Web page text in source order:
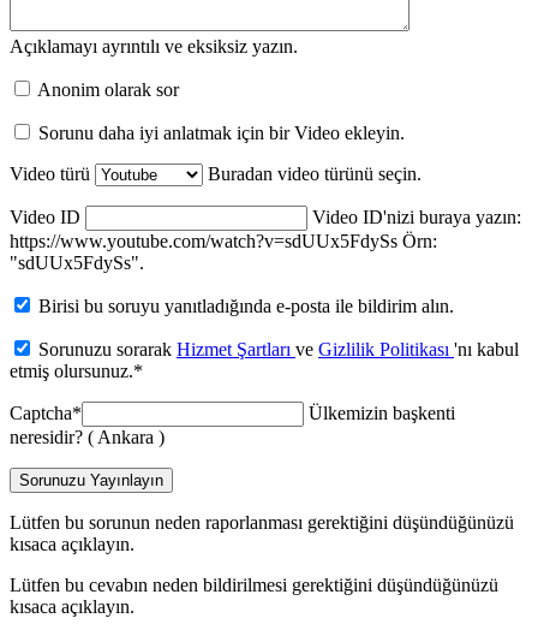
Açıklamayı ayrıntılı ve eksiksiz yazın.
Anonim olarak sor
Sorunu daha iyi anlatmak için bir Video ekleyin.
Video türü
Buradan video türünü seçin.
Video ID
Video ID'nizi buraya yazın:
https://www.youtube.com/watch?v=sdUUx5FdySs Örn:
"sdUUx5FdySs".
Birisi bu soruyu yanıtladığında e-posta ile bildirim alın.
Sorunuzu sorarak Hizmet Şartları ve Gizlilik Politikası 'nı kabul
etmiş olursunuz.*
Captcha*
Ülkemizin başkenti
neresidir? ( Ankara )
Sorunuzu Yayınlayın
Lütfen bu sorunun neden raporlanması gerektiğini düşündüğünüzü
kısaca açıklayın.
Lütfen bu cevabın neden bildirilmesi gerektiğini düşündüğünüzü
kısaca açıklayın.